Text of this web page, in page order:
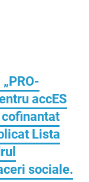
accES
cofinantat
Lista
sociale.